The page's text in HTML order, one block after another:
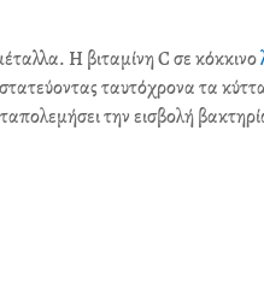
Η βιταμίνη C σε κόκκινο
ταυτόχρονα τα
την εισβολή